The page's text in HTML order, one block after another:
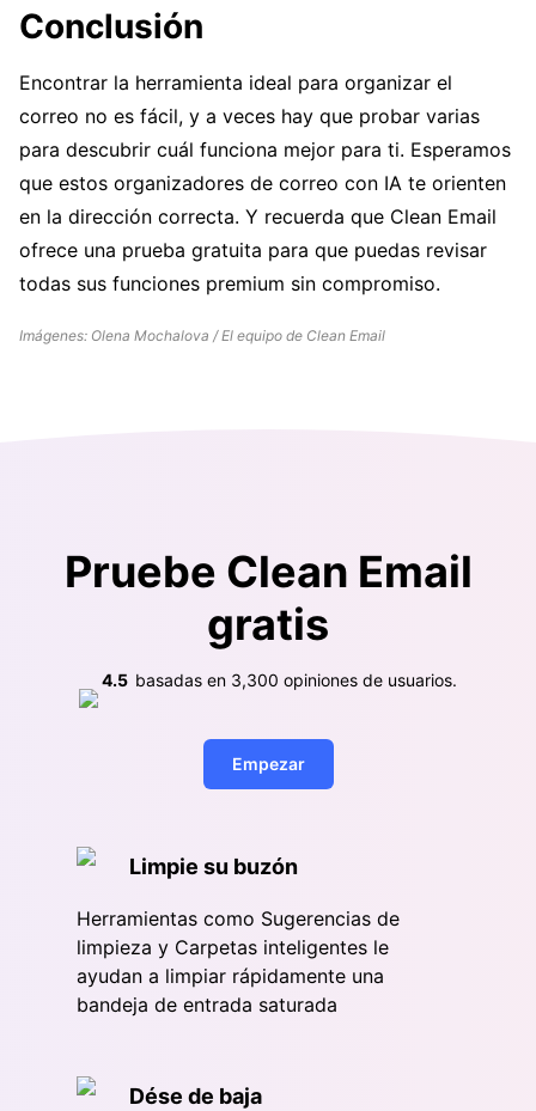
Conclusión
Encontrar la herramienta ideal para organizar el
correo no es fácil, y a veces hay que probar varias
para descubrir cuál funciona mejor para ti. Esperamos
que estos organizadores de correo con IA te orienten
en la dirección correcta. Y recuerda que Clean Email
ofrece una prueba gratuita para que puedas revisar
todas sus funciones premium sin compromiso.
Imágenes: Olena Mochalova / El equipo de Clean Email
Pruebe Clean Email
gratis
4.5 basadas en 3,300 opiniones de usuarios.
Empezar
Limpie su buzón
Herramientas como Sugerencias de
limpieza y Carpetas inteligentes le
ayudan a limpiar rápidamente una
bandeja de entrada saturada
Dése de baja